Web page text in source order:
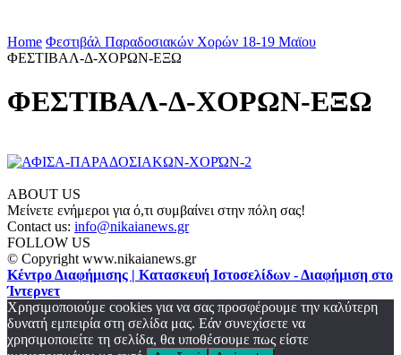
Home Φεστιβάλ Παραδοσιακών Χορών 18-19 Μαϊου
ΦΕΣΤΙΒΑΛ-Δ-ΧΟΡΩΝ-ΕΞΩ
ΦΕΣΤΙΒΑΛ-Δ-ΧΟΡΩΝ-ΕΞΩ
ABOUT US
Μείνετε ενήμεροι για ό,τι συμβαίνει στην πόλη σας!
Contact us: info@nikaianews.gr
FOLLOW US
© Copyright www.nikaianews.gr
Κέντρο Διαφήμισης | Κατασκευή Ιστοσελίδων - Διαφήμιση στο
Ίντερνετ
Χρησιμοποιούμε cookies για να σας προσφέρουμε την καλύτερη
δυνατή εμπειρία στη σελίδα μας. Εάν συνεχίσετε να
χρησιμοποιείτε τη σελίδα, θα υποθέσουμε πως είστε